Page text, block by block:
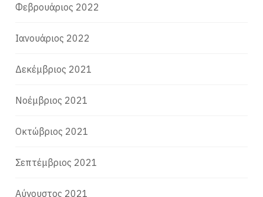
Φεβρουάριος 2022
Ιανουάριος 2022
Δεκέμβριος 2021
Νοέμβριος 2021
Οκτώβριος 2021
Σεπτέμβριος 2021
Αύγουστος 2021